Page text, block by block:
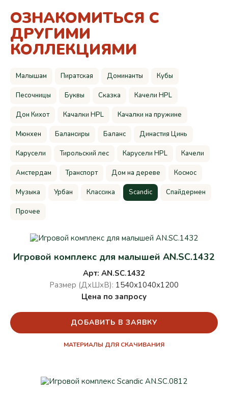
ОЗНАКОМИТЬСЯ С
ДРУГИМИ
КОЛЛЕКЦИЯМИ
Малышам Пиратская Доминанты Кубы
Песочницы Буквы Сказка Качели HPL
Дон Кихот Качалки HPL Качалки на пружине
Мюнхен Балансиры Баланс Династия Цинь
Карусели Тирольский лес Карусели HPL Качели
Амстердам Транспорт Дом на дереве Космос
Музыка Урбан Классика Scandic Спайдермен
Прочее
Игровой комплекс для малышей AN.SC.1432
Арт: AN.SC.1432
Размер (ДхШхВ): 1540х1040х1200
Цена по запросу
ДОБАВИТЬ В ЗАЯВКУ
МАТЕРИАЛЫ ДЛЯ СКАЧИВАНИЯ